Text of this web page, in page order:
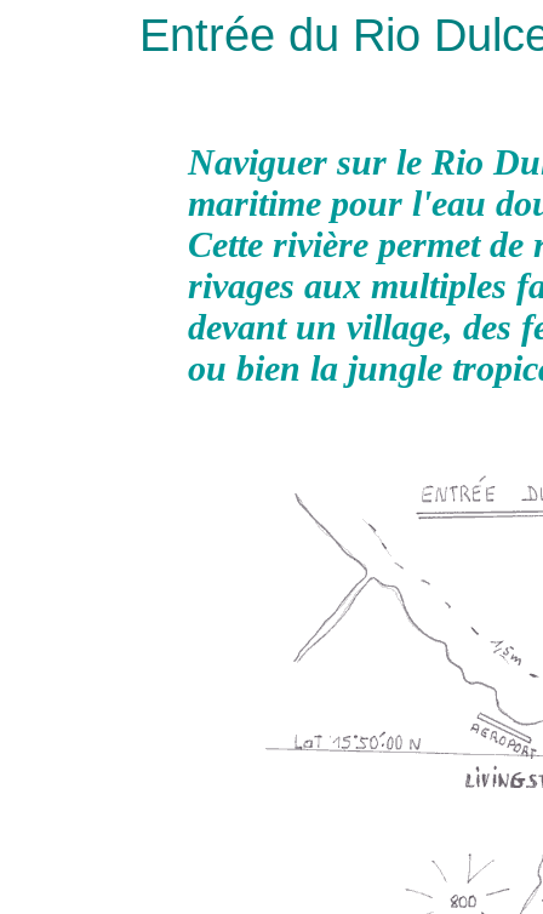
Entrée du Rio
Naviguer sur le Rio
maritime pour l'eau
Cette rivière permet de
rivages aux multiples
devant un village, des
ou bien la jungle